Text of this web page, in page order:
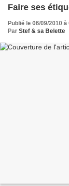
Faire ses
Publié le 06/09/2010 à
Par Stef & sa Belette